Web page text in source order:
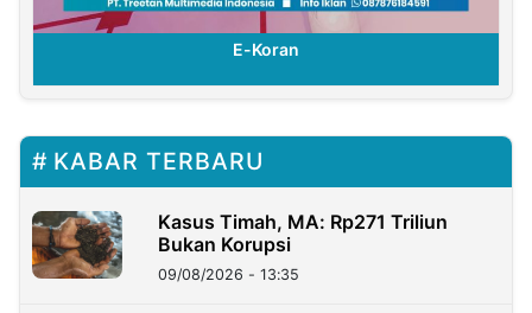
E-Koran
KABAR TERBARU
Kasus Timah, MA: Rp271 Triliun
Bukan Korupsi
09/08/2026 - 13:35